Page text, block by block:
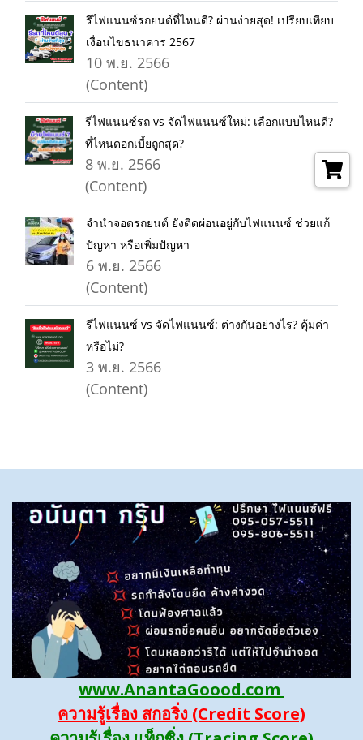
รีไฟแนนซ์รถยนต์ที่ไหนดี? ผ่านง่ายสุด! เปรียบเทียบ
เงื่อนไขธนาคาร 2567
10 พ.ย. 2566
(Content)
รีไฟแนนซ์รถ vs จัดไฟแนนซ์ใหม่: เลือกแบบไหนดี?
ที่ไหนดอกเบี้ยถูกสุด?
8 พ.ย. 2566
(Content)
จำนำจอดรถยนต์ ยังติดผ่อนอยู่กับไฟแนนซ์ ช่วยแก้
ปัญหา หรือเพิ่มปัญหา
6 พ.ย. 2566
(Content)
รีไฟแนนซ์ vs จัดไฟแนนซ์: ต่างกันอย่างไร? คุ้มค่า
หรือไม่?
3 พ.ย. 2566
(Content)
www.AnantaGoood.com
ความรู้เรื่อง สกอริ่ง (Credit Score)